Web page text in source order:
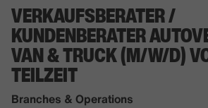
VERKAUFSBERATER /
KUNDENBERATER
VAN & TRUCK (M/W/D)
TEILZEIT
Branches & Operations